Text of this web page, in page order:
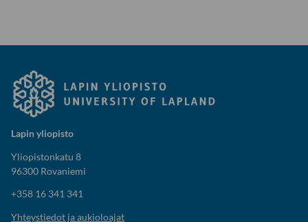
Lapin yliopisto
Yliopistonkatu 8
96300 Rovaniemi
+358 16 341 341
Yhteystiedot ja aukioloajat